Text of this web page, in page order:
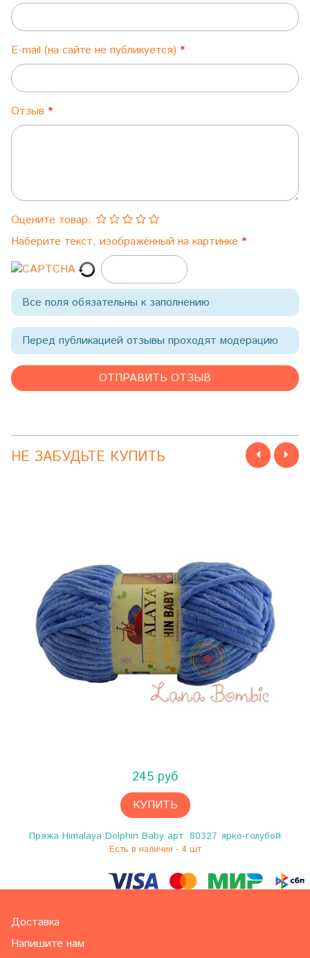
E-mail (на сайте не публикуется)
Отзыв
Оцените товар:
Наберите текст, изображённый на картинке
Все поля обязательны к заполнению
Перед публикацией отзывы проходят модерацию
НЕ ЗАБУДЬТЕ КУПИТЬ
245 руб
КУПИТЬ
Пряжа Himalaya Dolphin Baby арт. 80327 ярко-голубой
Есть в наличии - 4 шт
Доставка
Напишите нам